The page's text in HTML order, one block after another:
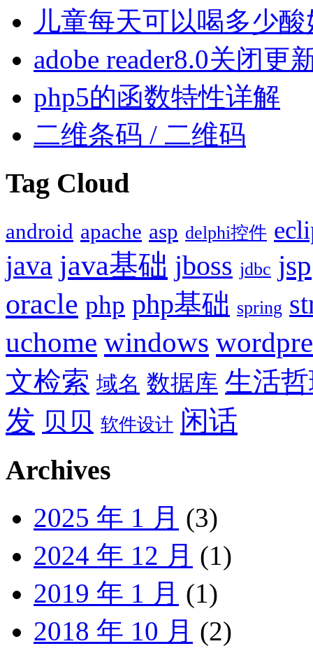
儿童每天可以喝多少酸
adobe reader8.0关闭更
php5的函数特性详解
二维条码 / 二维码
Tag Cloud
android apache asp delphi控件
java java基础 jboss jdbc jsp
oracle php php基础 spring
uchome windows
文检索 域名 数据库 生活
发 贝贝 软件设计 闲话
Archives
2025 年 1 月 (3)
2024 年 12 月 (1)
2019 年 1 月 (1)
2018 年 10 月 (2)